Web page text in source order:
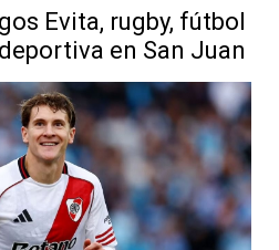
Evita, rugby, fútbol
en San Juan